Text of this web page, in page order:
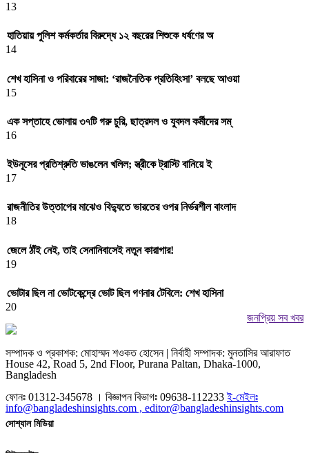
13
হাতিয়ায় পুলিশ কর্মকর্তার বিরুদ্ধে ১২ বছরের শিশুকে ধর্ষণের অ
14
শেখ হাসিনা ও পরিবারের সাজা: ‘রাজনৈতিক প্রতিহিংসা’ বলছে আওয়া
15
এক সপ্তাহে ভোলায় ৩৭টি গরু চুরি, ছাত্রদল ও যুবদল কর্মীদের সম্
16
ইউনূসের প্রতিশ্রুতি ভাঙলেন খলিল; স্ত্রীকে ট্রাস্টি বানিয়ে ই
17
রাজনীতির উত্তাপের মাঝেও বিদ্যুতে ভারতের ওপর নির্ভরশীল বাংলাদ
18
জেলে ঠাঁই নেই, তাই সেনানিবাসেই নতুন কারাগার!
19
ভোটার ছিল না ভোটকেন্দ্রে ভোট ছিল গণনার টেবিলে: শেখ হাসিনা
20
জনপ্রিয় সব খবর
সম্পাদক ও প্রকাশক: মোহাম্মদ শওকত হোসেন | নির্বাহী সম্পাদক: মুনতাসির আরাফাত
House 42, Road 5, 2nd Floor, Purana Paltan, Dhaka-1000,
Bangladesh
ফোনঃ 01312-345678 । বিজ্ঞাপন বিভাগঃ 09638-112233ই-মেইলঃ
info@bangladeshinsights.com , editor@bangladeshinsights.com
সোশ্যাল মিডিয়া